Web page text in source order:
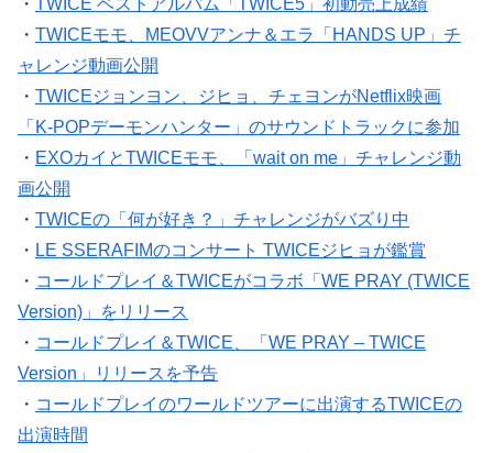
・ TWICEモモ、MEOVVアンナ＆エラ「HANDS UP」チ
ャレンジ動画公開
・ TWICEジョンヨン、ジヒョ、チェヨンがNetflix映画
「K-POPデーモンハンター」のサウンドトラックに参加
・ EXOカイとTWICEモモ、「wait on me」チャレンジ動
画公開
・ TWICEの「何が好き？」チャレンジがバズり中
・ LE SSERAFIMのコンサート TWICEジヒョが鑑賞
・ コールドプレイ＆TWICEがコラボ「WE PRAY (TWICE
Version)」をリリース
・ コールドプレイ＆TWICE、「WE PRAY – TWICE
Version」リリースを予告
・ コールドプレイのワールドツアーに出演するTWICEの
出演時間